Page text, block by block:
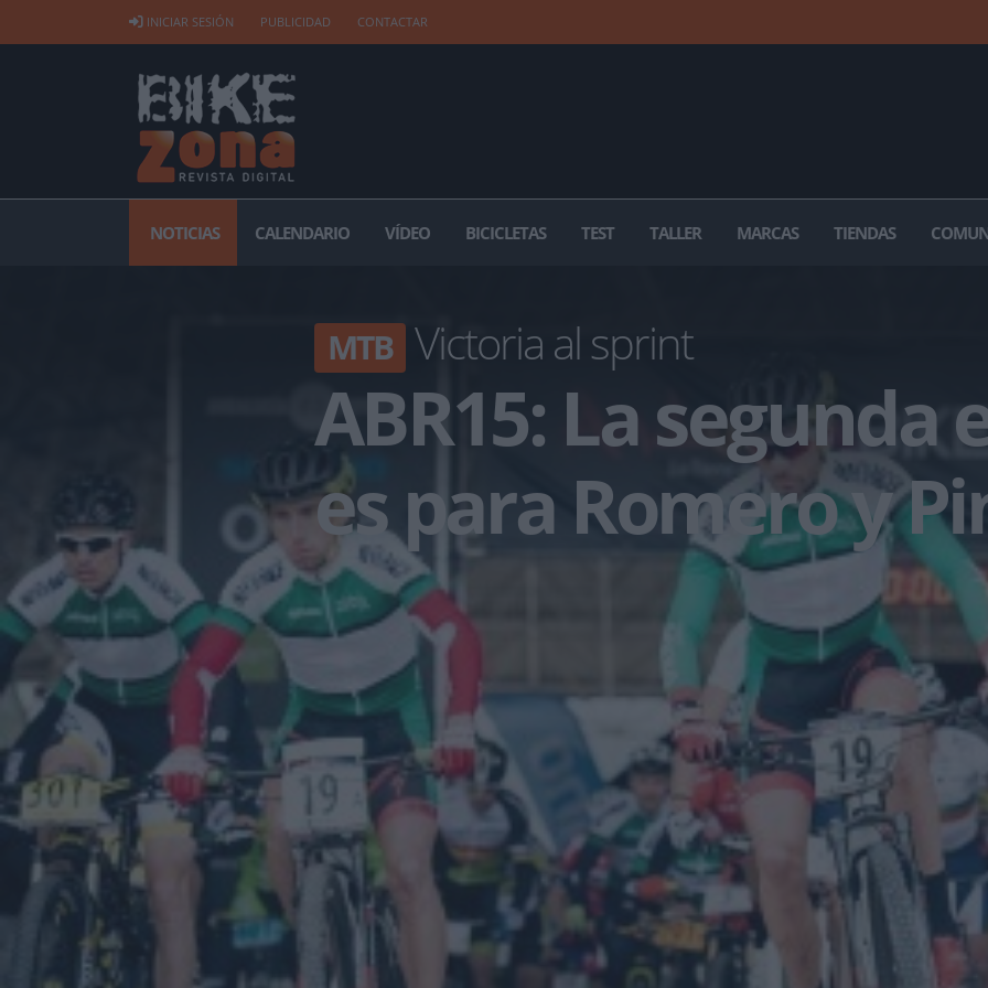
INICIAR SESIÓN PUBLICIDAD CONTACTAR
NOTICIAS CALENDARIO VÍDEO BICICLETAS TEST TALLER MARCAS TIENDAS
MTB Victoria al sprint
ABR15: La segunda
es para Romero y